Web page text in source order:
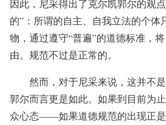
因此，尼采得出了克尔凯郭尔的观
的”：所谓的自主、自我立法的个体
物，通过遵守“普遍”的道德标准，
由。规范不过是正常的。
然而，对于尼采来说，这并不是
郭尔而言更是如此。如果到目前为
众心态——如果道德规范的出现正